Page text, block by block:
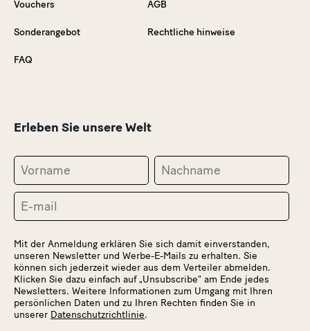
Vouchers
Sonderangebot
FAQ
AGB
Rechtliche hinweise
Erleben Sie unsere Welt
Mit der Anmeldung erklären Sie sich damit einverstanden,
unseren Newsletter und Werbe-E-Mails zu erhalten. Sie
können sich jederzeit wieder aus dem Verteiler abmelden.
Klicken Sie dazu einfach auf „Unsubscribe“ am Ende jedes
Newsletters. Weitere Informationen zum Umgang mit Ihren
persönlichen Daten und zu Ihren Rechten finden Sie in
unserer Datenschutzrichtlinie.